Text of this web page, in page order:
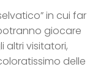
in cui far
giocare
altri visitatori,
delle